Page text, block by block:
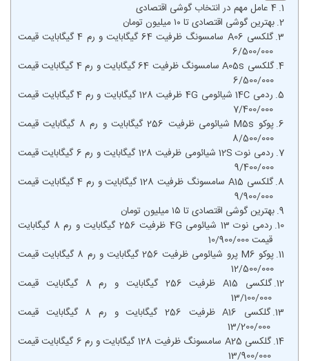
4 عامل مهم در انتخاب گوشی اقتصادی
بهترین گوشی اقتصادی تا ۱۰ میلیون تومان
گلکسی A06 سامسونگ ظرفیت 64 گیگابایت و رم 4 گیگابایت قیمت
6/500/000
گلکسی A05s سامسونگ ظرفیت 64 گیگابایت و رم 4 گیگابایت قیمت
6/500/000
ردمی 14C شیائومی 4G ظرفیت 128 گیگابایت و رم 4 گیگابایت قیمت
7/400/000
پوکو M5s شیائومی ظرفیت 256 گیگابایت و رم 8 گیگابایت قیمت
8/500/000
ردمی نوت 12S شیائومی ظرفیت 128 گیگابایت و رم 6 گیگابایت قیمت
9/400/000
گلکسی A15 سامسونگ ظرفیت 128 گیگابایت و رم 4 گیگابایت قیمت
9/900/000
بهترین گوشی اقتصادی تا ۱۵ میلیون تومان
ردمی نوت 13 شیائومی 4G ظرفیت 256 گیگابایت و رم 8 گیگابایت
قیمت 10/900/000
پوکو M6 پرو شیائومی ظرفیت 256 گیگابایت و رم 8 گیگابایت قیمت
12/500/000
گلکسی A15 ظرفیت 256 گیگابایت و رم 8 گیگابایت قیمت
13/100/000
گلکسی A16 ظرفیت 256 گیگابایت و رم 8 گیگابایت قیمت
13/200/000
گلکسی A25 سامسونگ ظرفیت 128 گیگابایت و رم 6 گیگابایت قیمت
13/900/000